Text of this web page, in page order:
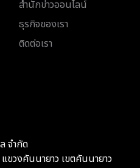
สำนักข่าวออนไลน์
ธุรกิจของเรา
ติดต่อเรา
จำกัด
วงคันนายาว เขตคันนายาว